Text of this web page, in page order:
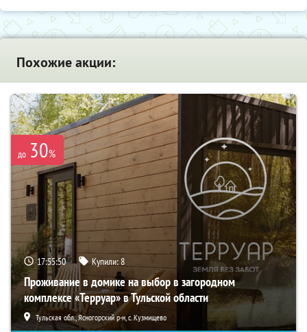
Похожие акции:
до 30%
17:55:48 Купили:8
Проживание в домике на выбор в загородном
комплексе «Терруар» в Тульской области
Тульская обл., Ясногорский р-н, с. Кузмищево